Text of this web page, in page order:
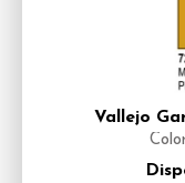
Vallejo